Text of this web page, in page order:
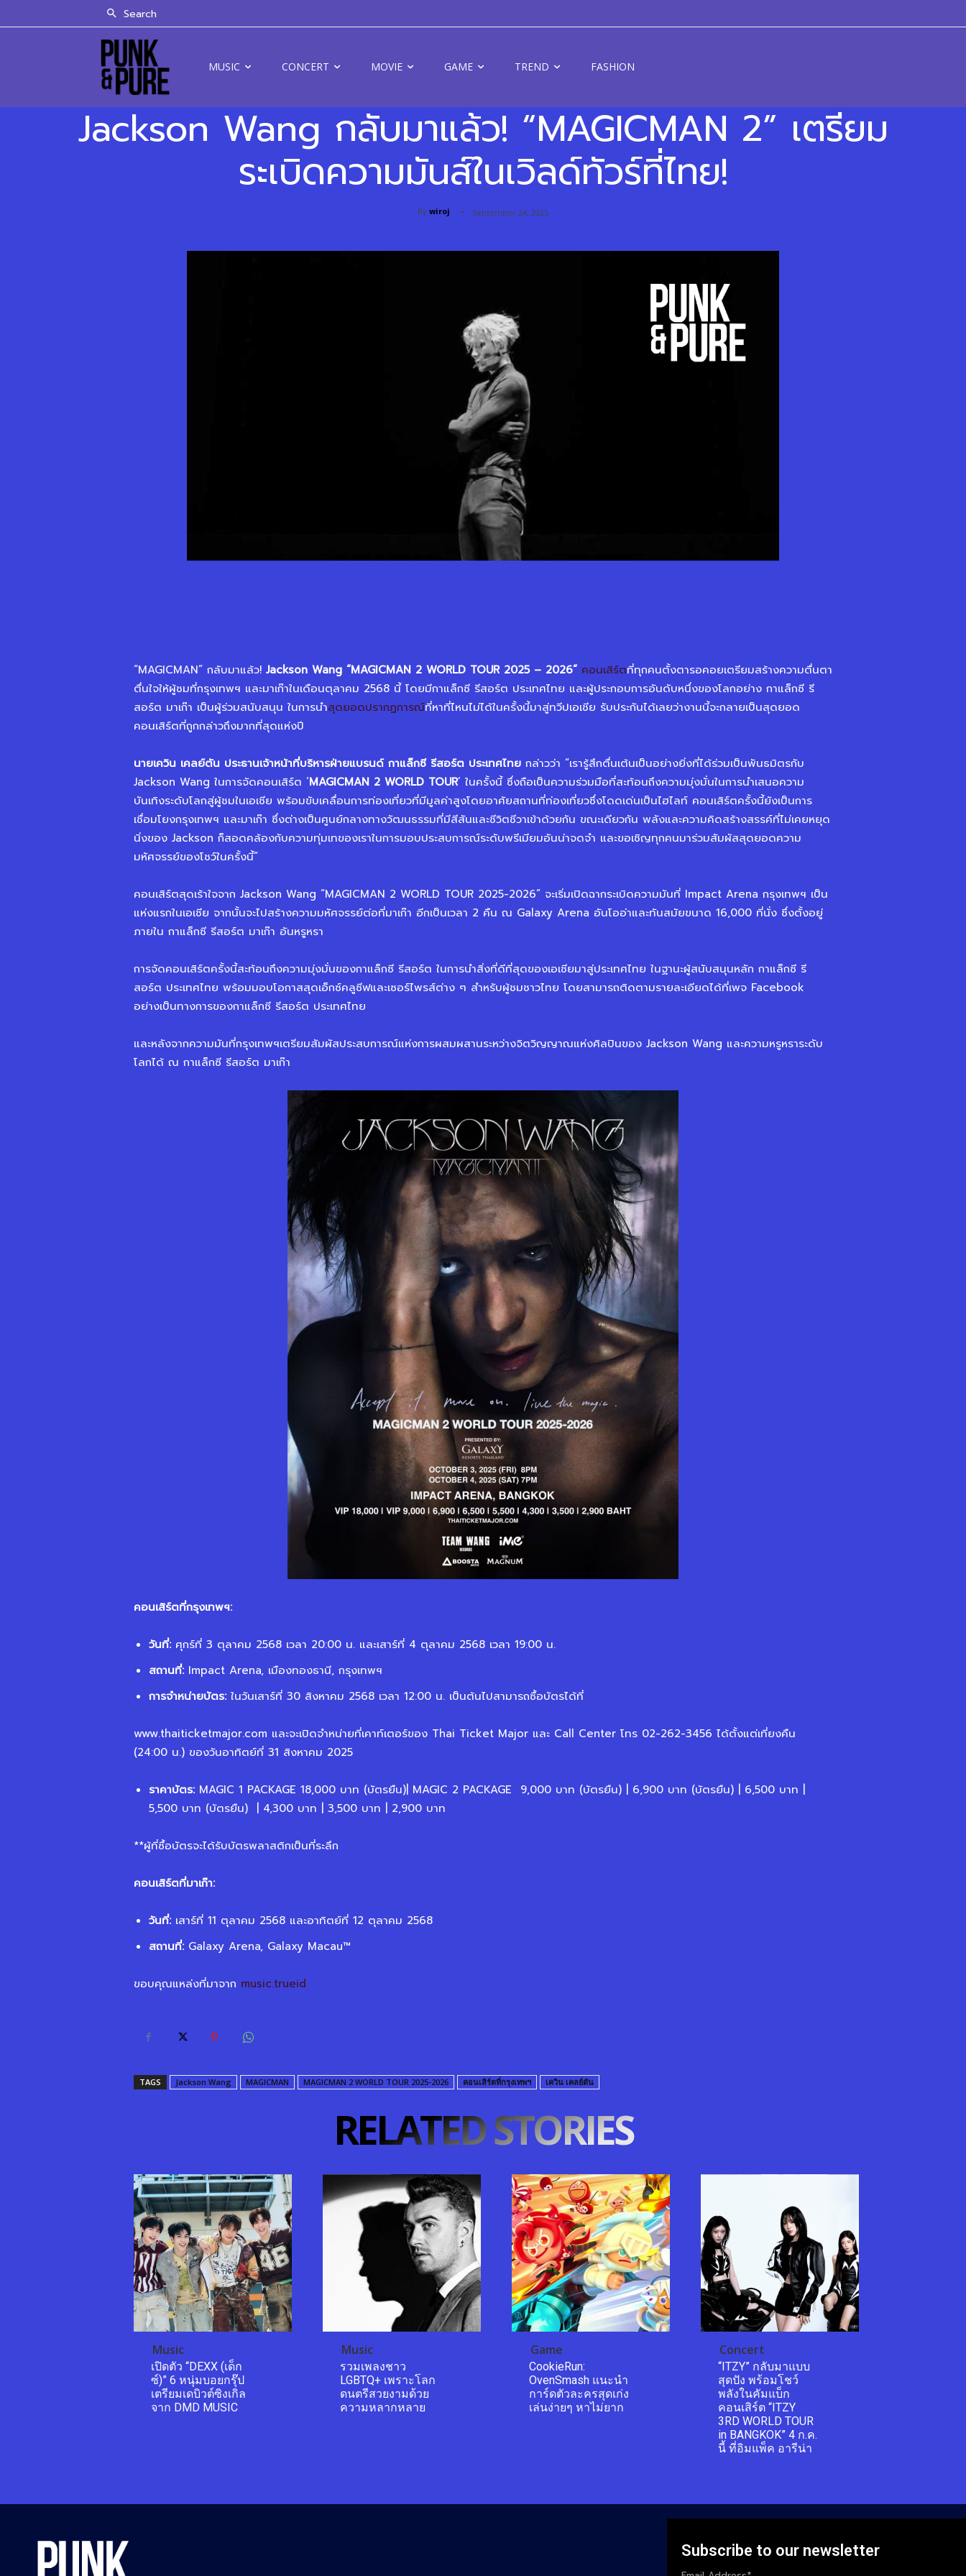
Search
MUSIC CONCERT MOVIE GAME TREND FASHION
Jackson Wang กลับมาแล้ว! “MAGICMAN 2” เตรียม
ระเบิดความมันส์ในเวิลด์ทัวร์ที่ไทย!
By wiroj September 24, 2025
“MAGICMAN” กลับมาแล้ว! Jackson Wang “MAGICMAN 2 WORLD TOUR 2025 – 2026” คอนเสิร์ตที่ทุกคนตั้งตารอคอยเตรียมสร้างความตื่นตา
ตื่นใจให้ผู้ชมที่กรุงเทพฯ และมาเก๊าในเดือนตุลาคม 2568 นี้ โดยมีกาแล็กซี รีสอร์ต ประเทศไทย และผู้ประกอบการอันดับหนึ่งของโลกอย่าง กาแล็กซี รี
สอร์ต มาเก๊า เป็นผู้ร่วมสนับสนุน ในการนำสุดยอดปรากฏการณ์ที่หาที่ไหนไม่ได้ในครั้งนี้มาสู่ทวีปเอเชีย รับประกันได้เลยว่างานนี้จะกลายเป็นสุดยอด
คอนเสิร์ตที่ถูกกล่าวถึงมากที่สุดแห่งปี
นายเควิน เคลย์ตัน ประธานเจ้าหน้าที่บริหารฝ่ายแบรนด์ กาแล็กซี รีสอร์ต ประเทศไทย กล่าวว่า “เรารู้สึกตื่นเต้นเป็นอย่างยิ่งที่ได้ร่วมเป็นพันธมิตรกับ
Jackson Wang ในการจัดคอนเสิร์ต ‘MAGICMAN 2 WORLD TOUR’ ในครั้งนี้ ซึ่งถือเป็นความร่วมมือที่สะท้อนถึงความมุ่งมั่นในการนำเสนอความ
บันเทิงระดับโลกสู่ผู้ชมในเอเชีย พร้อมขับเคลื่อนการท่องเที่ยวที่มีมูลค่าสูงโดยอาศัยสถานที่ท่องเที่ยวซึ่งโดดเด่นเป็นไฮไลท์ คอนเสิร์ตครั้งนี้ยังเป็นการ
เชื่อมโยงกรุงเทพฯ และมาเก๊า ซึ่งต่างเป็นศูนย์กลางทางวัฒนธรรมที่มีสีสันและชีวิตชีวาเข้าด้วยกัน ขณะเดียวกัน พลังและความคิดสร้างสรรค์ที่ไม่เคยหยุด
นิ่งของ Jackson ก็สอดคล้องกับความทุ่มเทของเราในการมอบประสบการณ์ระดับพรีเมียมอันน่าจดจำ และขอเชิญทุกคนมาร่วมสัมผัสสุดยอดความ
มหัศจรรย์ของโชว์ในครั้งนี้”
คอนเสิร์ตสุดเร้าใจจาก Jackson Wang “MAGICMAN 2 WORLD TOUR 2025-2026” จะเริ่มเปิดฉากระเบิดความมันที่ Impact Arena กรุงเทพฯ เป็น
แห่งแรกในเอเชีย จากนั้นจะไปสร้างความมหัศจรรย์ต่อที่มาเก๊า อีกเป็นเวลา 2 คืน ณ Galaxy Arena อันโออ่าและทันสมัยขนาด 16,000 ที่นั่ง ซึ่งตั้งอยู่
ภายใน กาแล็กซี รีสอร์ต มาเก๊า อันหรูหรา
การจัดคอนเสิร์ตครั้งนี้สะท้อนถึงความมุ่งมั่นของกาแล็กซี รีสอร์ต ในการนำสิ่งที่ดีที่สุดของเอเชียมาสู่ประเทศไทย ในฐานะผู้สนับสนุนหลัก กาแล็กซี รี
สอร์ต ประเทศไทย พร้อมมอบโอกาสสุดเอ็กซ์คลูซีฟและเซอร์ไพรส์ต่าง ๆ สำหรับผู้ชมชาวไทย โดยสามารถติดตามรายละเอียดได้ที่เพจ Facebook
อย่างเป็นทางการของกาแล็กซี รีสอร์ต ประเทศไทย
และหลังจากความมันที่กรุงเทพฯเตรียมสัมผัสประสบการณ์แห่งการผสมผสานระหว่างจิตวิญญาณแห่งศิลปินของ Jackson Wang และความหรูหราระดับ
โลกได้ ณ กาแล็กซี รีสอร์ต มาเก๊า
คอนเสิร์ตที่กรุงเทพฯ:
วันที่: ศุกร์ที่ 3 ตุลาคม 2568 เวลา 20:00 น. และเสาร์ที่ 4 ตุลาคม 2568 เวลา 19:00 น.
สถานที่: Impact Arena, เมืองทองธานี, กรุงเทพฯ
การจำหน่ายบัตร: ในวันเสาร์ที่ 30 สิงหาคม 2568 เวลา 12:00 น. เป็นต้นไปสามารถซื้อบัตรได้ที่
www.thaiticketmajor.com และจะเปิดจำหน่ายที่เคาท์เตอร์ของ Thai Ticket Major และ Call Center โทร 02-262-3456 ได้ตั้งแต่เที่ยงคืน
(24:00 น.) ของวันอาทิตย์ที่ 31 สิงหาคม 2025
ราคาบัตร: MAGIC 1 PACKAGE 18,000 บาท (บัตรยืน)| MAGIC 2 PACKAGE
9,000 บาท (บัตรยืน) | 6,900 บาท (บัตรยืน) | 6,500 บาท |
5,500 บาท (บัตรยืน) | 4,300 บาท | 3,500 บาท | 2,900 บาท
**ผู้ที่ซื้อบัตรจะได้รับบัตรพลาสติกเป็นที่ระลึก
คอนเสิร์ตที่มาเก๊า:
วันที่: เสาร์ที่ 11 ตุลาคม 2568 และอาทิตย์ที่ 12 ตุลาคม 2568
สถานที่: Galaxy Arena, Galaxy Macau™
ขอบคุณแหล่งที่มาจาก music.trueid
TAGS Jackson Wang MAGICMAN MAGICMAN 2 WORLD TOUR 2025-2026 คอนเสิร์ตที่กรุงเทพฯ เควิน เคลย์ตัน
RELATED STORIES
Music
เปิดตัว “DEXX (เด็ก
ซ์)” 6 หนุ่มบอยกรุ๊ป
เตรียมเดบิวต์ซิงเกิล
จาก DMD MUSIC
Music
รวมเพลงชาว
LGBTQ+ เพราะโลก
ดนตรีสวยงามด้วย
ความหลากหลาย
Game
CookieRun:
OvenSmash แนะนำ
การ์ดตัวละครสุดเก่ง
เล่นง่ายๆ หาไม่ยาก
Concert
“ITZY” กลับมาแบบ
สุดปัง พร้อมโชว์
พลังในคัมแบ็ก
คอนเสิร์ต “ITZY
3RD WORLD TOUR
in BANGKOK” 4 ก.ค.
นี้ ที่อิมแพ็ค อารีน่า
Subscribe to our newsletter